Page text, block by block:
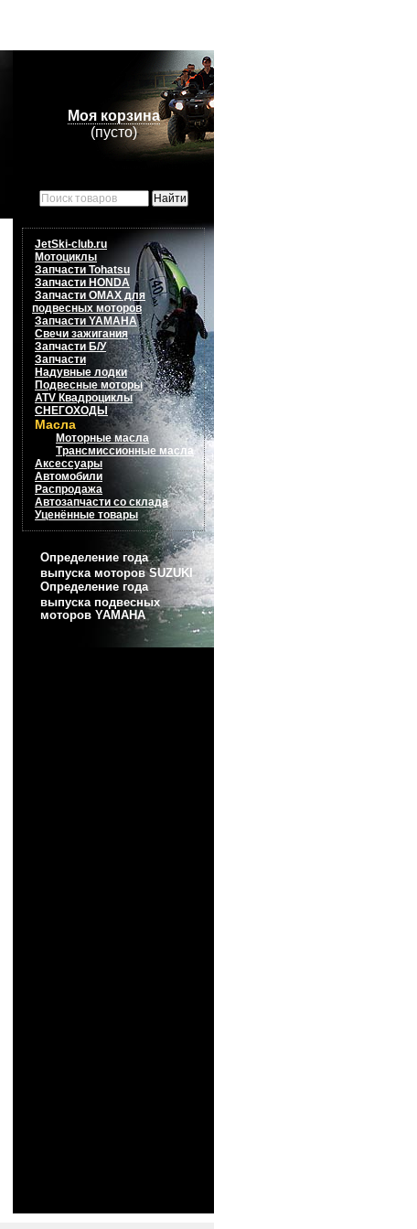
Моя корзина
(пусто)
JetSki-club.ru
Мотоциклы
Запчасти Tohatsu
Запчасти HONDA
Запчасти OMAX для
подвесных моторов
Запчасти YAMAHA
Свечи зажигания
Запчасти Б/У
Запчасти
Надувные лодки
Подвесные моторы
ATV Квадроциклы
СНЕГОХОДЫ
Масла
Моторные масла
Трансмиссионные масла
Аксессуары
Автомобили
Распродажа
Автозапчасти со склада
Уценённые товары
Определение года
выпуска моторов SUZUKI
Определение года
выпуска подвесных
моторов YAMAHA